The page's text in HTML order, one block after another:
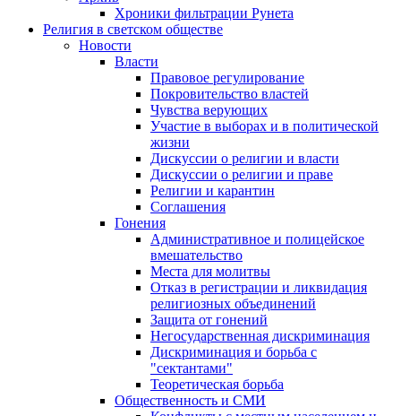
Хроники фильтрации Рунета
Религия в светском обществе
Новости
Власти
Правовое регулирование
Покровительство властей
Чувства верующих
Участие в выборах и в политической
жизни
Дискуссии о религии и власти
Дискуссии о религии и праве
Религии и карантин
Соглашения
Гонения
Административное и полицейское
вмешательство
Места для молитвы
Отказ в регистрации и ликвидация
религиозных объединений
Защита от гонений
Негосударственная дискриминация
Дискриминация и борьба с
"сектантами"
Теоретическая борьба
Общественность и СМИ